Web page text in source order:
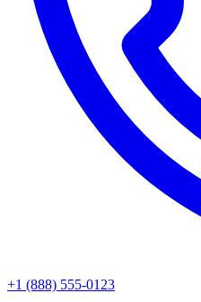
+1 (888) 555-0123